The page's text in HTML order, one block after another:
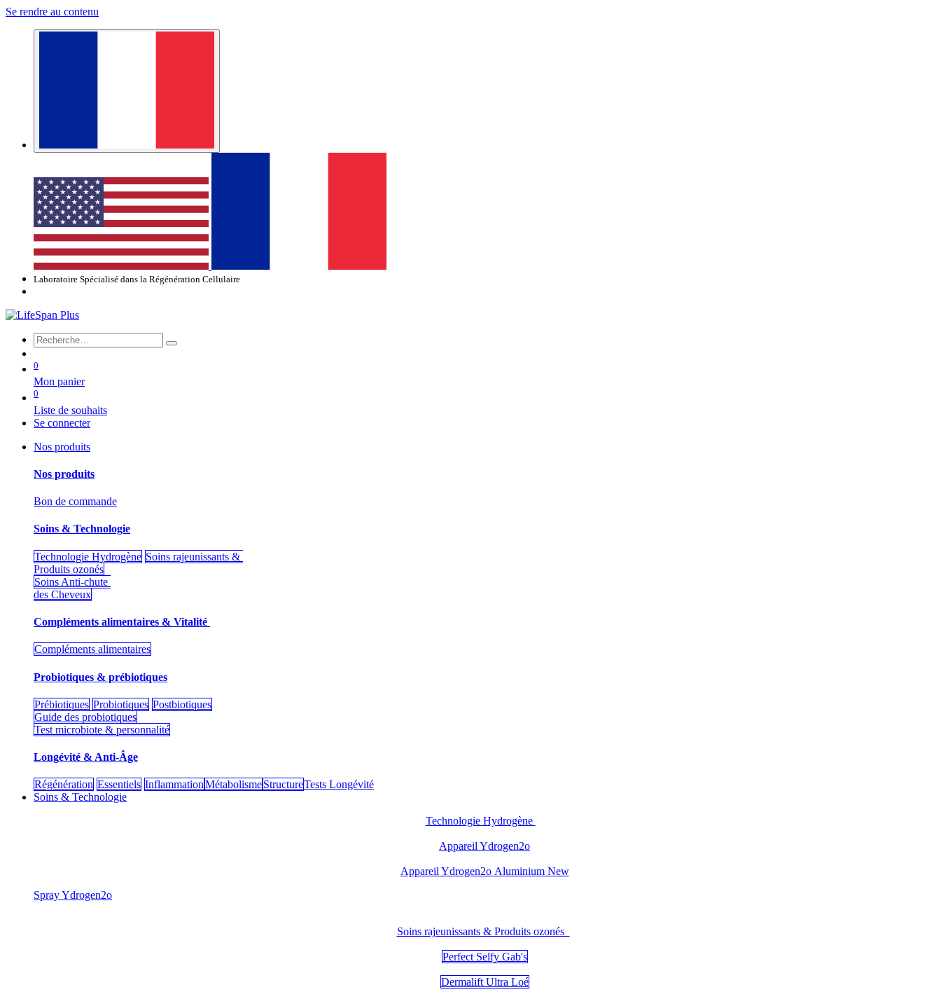
Se rendre au contenu
Laboratoire Spécialisé dans la Régénération Cellulaire
0
Mon panier
0
Liste de souhaits
Se connecter
Nos produits
Nos produits
Bon de commande
Soins & Technologie
Technologie Hydrogène Soins rajeunissants &
Produits ozonés
Soins Anti-chute
des Cheveux
Compléments alimentaires & Vitalité
Compléments alimentaires
Probiotiques & prébiotiques
Prébiotiques Probiotiques Postbiotiques
Guide des probiotiques
Test microbiote & personnalité
Longévité & Anti-Âge
Régénération Essentiels InflammationMétabolismeStructureTests Longévité
Soins & Technologie
Technologie Hydrogène
Appareil Ydrogen2o
Appareil Ydrogen2o Aluminium New
​Spray Ydrogen2o
Soins rajeunissants & Produits ozonés
Perfect Selfy Gab's
Dermalift Ultra Loé